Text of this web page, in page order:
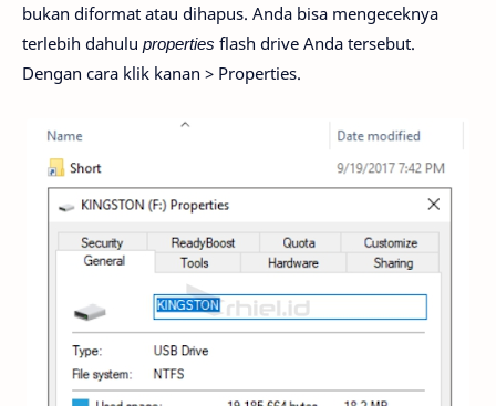
bukan diformat atau dihapus. Anda bisa mengeceknya
terlebih dahulu properties flash drive Anda tersebut.
Dengan cara klik kanan > Properties.